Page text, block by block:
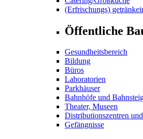
(Erfrischungs)
Öffentliche
Gesundheitsbereich
Bildung
Büros
Laboratorien
Parkhäuser
Bahnhöfe und
Theater, Museen
Distributionszentren
Gefängnisse